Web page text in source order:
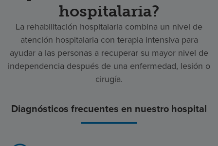
hospitalaria?
La rehabilitación hospitalaria combina un nivel de
atención hospitalaria con terapia intensiva para
ayudar a las personas a recuperar su mayor nivel de
independencia después de una enfermedad, lesión o
cirugía.
Diagnósticos frecuentes en nuestro hospital